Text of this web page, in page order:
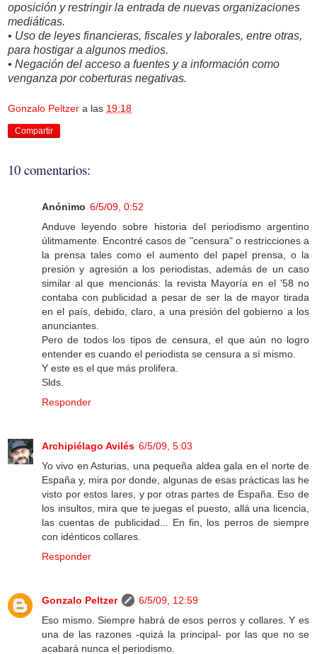
oposición y restringir la entrada de nuevas organizaciones
mediáticas.
• Uso de leyes financieras, fiscales y laborales, entre otras,
para hostigar a algunos medios.
• Negación del acceso a fuentes y a información como
venganza por coberturas negativas.
Gonzalo Peltzer a las 19:18
Compartir
10 comentarios:
Anónimo 6/5/09, 0:52
Anduve leyendo sobre historia del periodismo argentino
úlitmamente. Encontré casos de "censura" o restricciones a
la prensa tales como el aumento del papel prensa, o la
presión y agresión a los periodistas, además de un caso
similar al que mencionás: la revista Mayoría en el '58 no
contaba con publicidad a pesar de ser la de mayor tirada
en el país, debido, claro, a una presión del gobierno a los
anunciantes.
Pero de todos los tipos de censura, el que aún no logro
entender es cuando el periodista se censura a sí mismo.
Y este es el que más prolifera.
Slds.
Responder
Archipiélago Avilés 6/5/09, 5:03
Yo vivo en Asturias, una pequeña aldea gala en el norte de
España y, mira por donde, algunas de esas prácticas las he
visto por estos lares, y por otras partes de España. Eso de
los insultos, mira que te juegas el puesto, allá una licencia,
las cuentas de publicidad... En fin, los perros de siempre
con idénticos collares.
Responder
Gonzalo Peltzer
6/5/09, 12:59
Eso mismo. Siempre habrá de esos perros y collares. Y es
una de las razones -quizá la principal- por las que no se
acabará nunca el periodismo.